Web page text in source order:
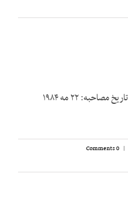
روایت‌کننده: آقای ابوالحسن بنی‌صدر تاریخ مصاحبه: ۲۲ مه ۱۹۸۴
|
0 Comments